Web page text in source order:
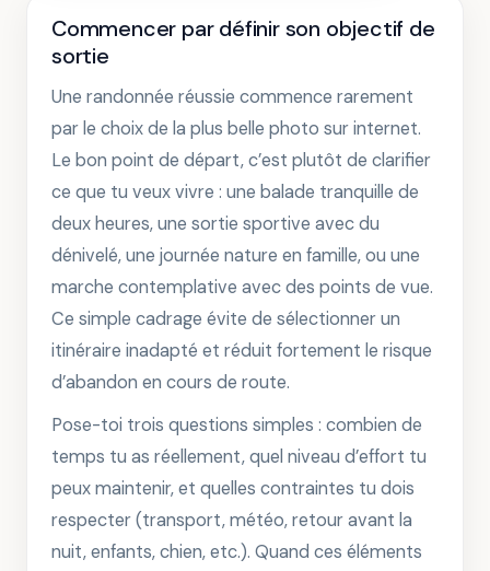
Commencer par définir son objectif de
sortie
Une randonnée réussie commence rarement
par le choix de la plus belle photo sur internet.
Le bon point de départ, c’est plutôt de clarifier
ce que tu veux vivre : une balade tranquille de
deux heures, une sortie sportive avec du
dénivelé, une journée nature en famille, ou une
marche contemplative avec des points de vue.
Ce simple cadrage évite de sélectionner un
itinéraire inadapté et réduit fortement le risque
d’abandon en cours de route.
Pose-toi trois questions simples : combien de
temps tu as réellement, quel niveau d’effort tu
peux maintenir, et quelles contraintes tu dois
respecter (transport, météo, retour avant la
nuit, enfants, chien, etc.). Quand ces éléments